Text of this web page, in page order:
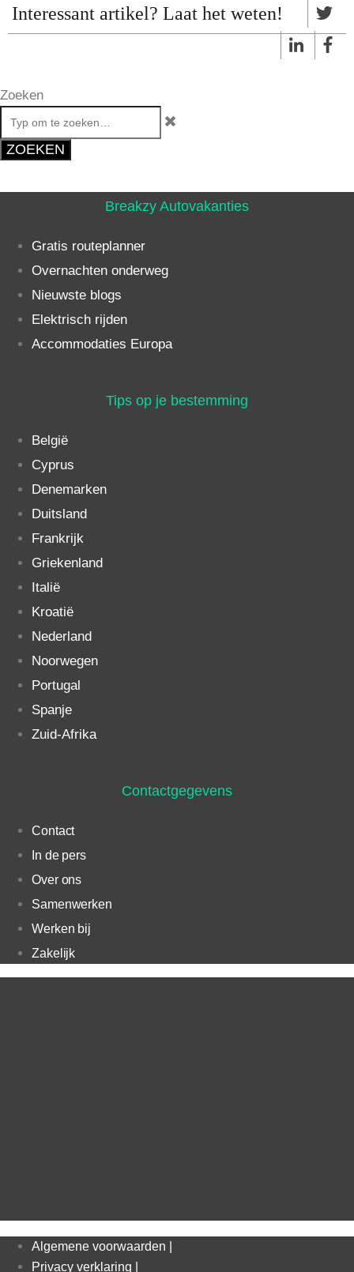
Interessant artikel? Laat het weten!
Zoeken
ZOEKEN
Breakzy Autovakanties
Gratis routeplanner
Overnachten onderweg
Nieuwste blogs
Elektrisch rijden
Accommodaties Europa
Tips op je bestemming
België
Cyprus
Denemarken
Duitsland
Frankrijk
Griekenland
Italië
Kroatië
Nederland
Noorwegen
Portugal
Spanje
Zuid-Afrika
Contactgegevens
Contact
In de pers
Over ons
Samenwerken
Werken bij
Zakelijk
Algemene voorwaarden |
Privacy verklaring |